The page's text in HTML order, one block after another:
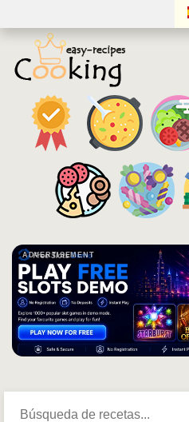
ADVERTISEMENT